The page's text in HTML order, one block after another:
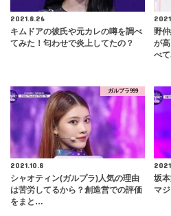
2021.8.26
キムドアの彼氏や元カレの噂を調べ
てみた！匂わせで炎上してたの？
野
が
べて
ガルプラ999
2021.10.8
シャオティン(ガルプラ)人気の理由
は苦労してるから？創造営での評価
をまと…
坂
マ